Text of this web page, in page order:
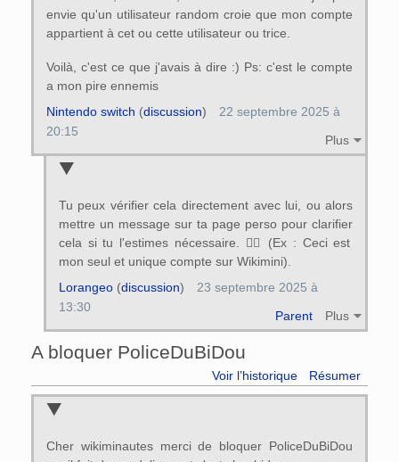
envie qu'un utilisateur random croie que mon compte
appartient à cet ou cette utilisateur ou trice.
Voilà, c'est ce que j'avais à dire :) Ps: c'est le compte
a mon pire ennemis
Plus
Nintendo switch (discussion)
22 septembre 2025 à
20:15
Tu peux vérifier cela directement avec lui, ou alors
mettre un message sur ta page perso pour clarifier
cela si tu l'estimes nécessaire. 👍🏻 (Ex : Ceci est
mon seul et unique compte sur Wikimini).
Parent Plus
Lorangeo(discussion)
23 septembre 2025 à
13:30
A bloquer PoliceDuBiDou
Voir l’historique Résumer
Cher wikiminautes merci de bloquer PoliceDuBiDou